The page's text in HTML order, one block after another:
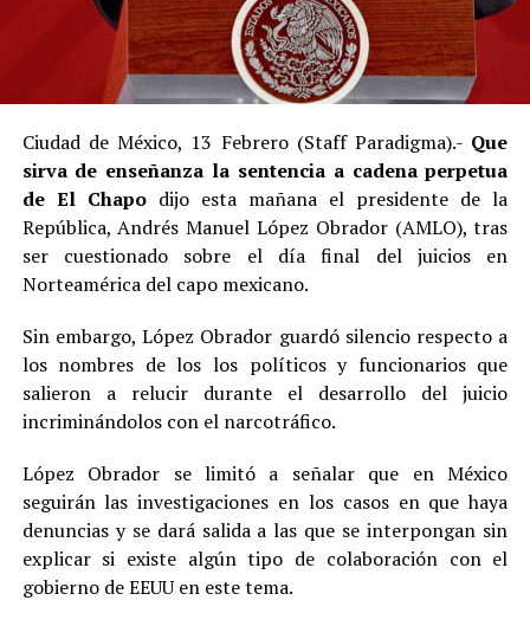
Ciudad de México, 13 Febrero (Staff Paradigma).- Que
sirva de enseñanza la sentencia a cadena perpetua
de El Chapo dijo esta mañana el presidente de la
República, Andrés Manuel López Obrador (AMLO), tras
ser cuestionado sobre el día final del juicios en
Norteamérica del capo mexicano.
Sin embargo, López Obrador guardó silencio respecto a
los nombres de los los políticos y funcionarios que
salieron a relucir durante el desarrollo del juicio
incriminándolos con el narcotráfico.
López Obrador se limitó a señalar que en México
seguirán las investigaciones en los casos en que haya
denuncias y se dará salida a las que se interpongan sin
explicar si existe algún tipo de colaboración con el
gobierno de EEUU en este tema.